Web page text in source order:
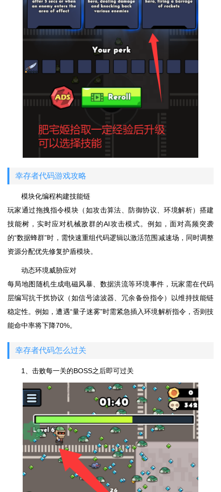
幸存者代码游戏攻略
模块化编程构建技能链
玩家通过拖拽指令模块（如攻击算法、防御协议、环境解析）搭建
技能树，实时应对机械敌群的AI攻击模式。例如，面对高频突袭
的“数据蜂群”时，需快速重组代码逻辑以激活范围减速场，同时调整
资源分配优先修复护盾模块。
动态环境威胁应对
每局地图随机生成电磁风暴、数据洪流等环境事件，玩家需在代码
层编写抗干扰协议（如信号滤波器、冗余备份指令）以维持技能链
稳定性。例如，遭遇“量子迷雾”时需紧急插入环境解析指令，否则技
能命中率将下降70%。
幸存者代码怎么过关
1、击败每一关的BOSS之后即可过关